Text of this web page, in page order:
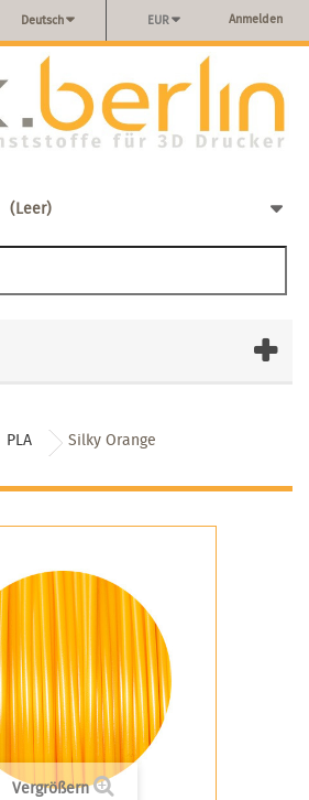
Anmelden
EUR
Deutsch
(Leer)
PLA Silky Orange
Vergrößern